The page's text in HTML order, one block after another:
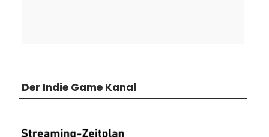
Der Indie Game Kanal